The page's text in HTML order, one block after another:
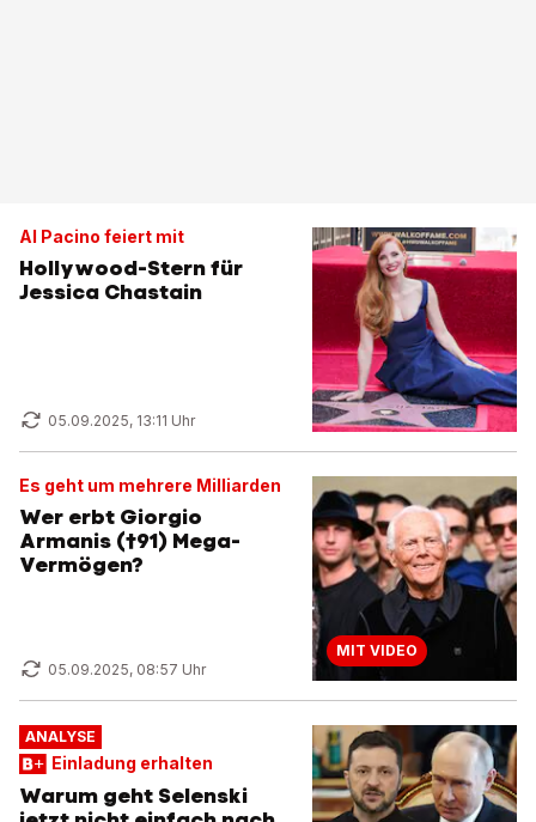
Al Pacino feiert mit
Hollywood-Stern für
Jessica Chastain
05.09.2025, 13:11 Uhr
Es geht um mehrere Milliarden
Wer erbt Giorgio
Armanis (†91) Mega-
Vermögen?
05.09.2025, 08:57 Uhr
MIT VIDEO
ANALYSE
Einladung erhalten
Warum geht Selenski